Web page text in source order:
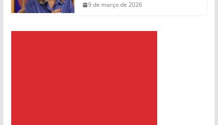
9 de março de 2026